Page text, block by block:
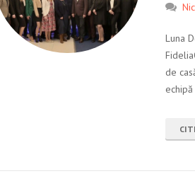
Luna
de